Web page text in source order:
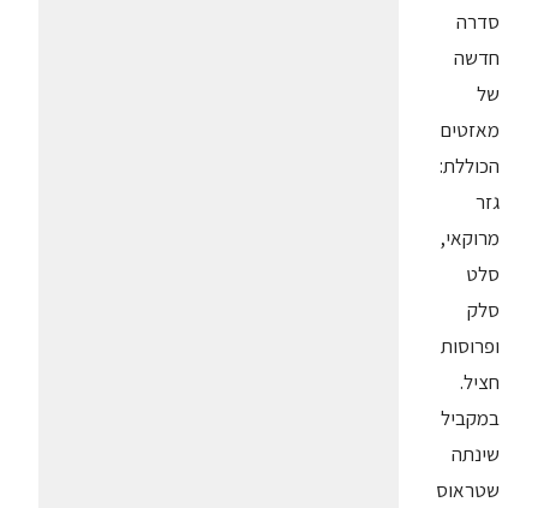
סדרה
חדשה
של
מאזטים
הכוללת:
גזר
מרוקאי,
סלט
סלק
ופרוסות
חציל.
במקביל
שינתה
שטראוס